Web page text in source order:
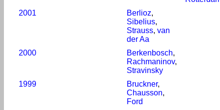
2001
Berlioz,
Sibelius,
Strauss, van
der Aa
2000
Berkenbosch,
Rachmaninov,
Stravinsky
1999
Bruckner,
Chausson,
Ford